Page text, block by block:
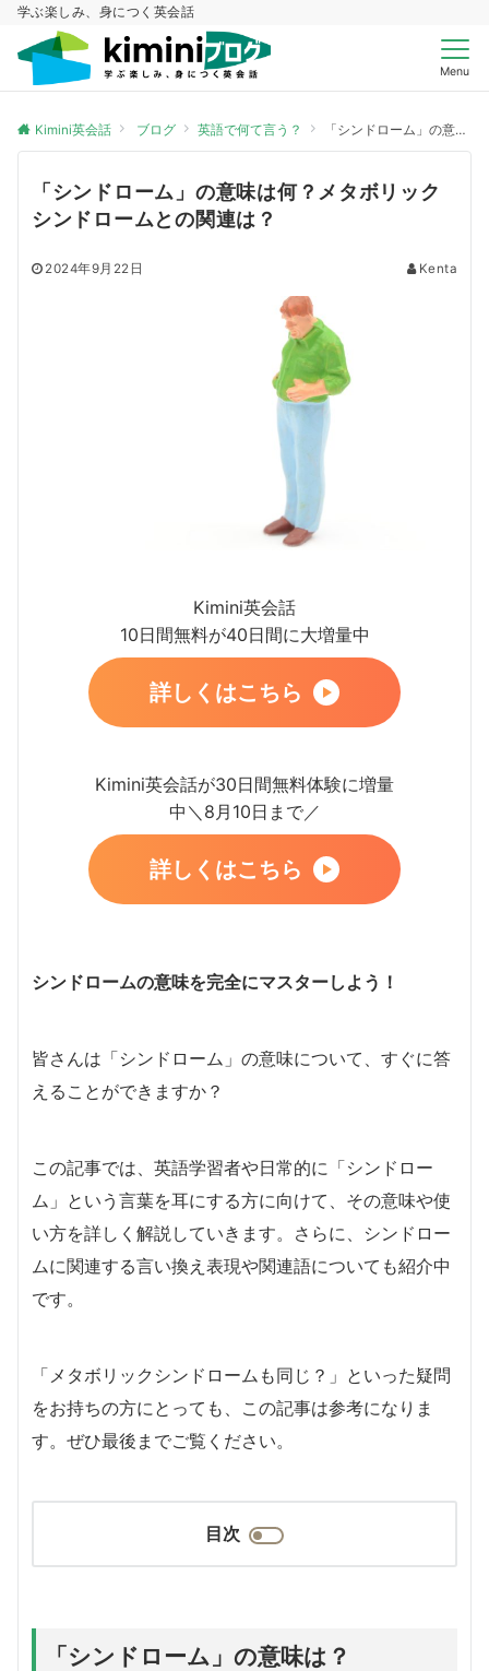
学ぶ楽しみ、身につく英会話
Menu
Kimini英会話 ブログ 英語で何て言う？ 「シンドローム」の意味は何？メタボリックシンドロームとの関連は？
「シンドローム」の意味は何？メタボリック
シンドロームとの関連は？
2024年9月22日 Kenta
Kimini英会話
10日間無料が40日間に大増量中
詳しくはこちら
Kimini英会話が30日間無料体験に増量
中＼8月10日まで／
詳しくはこちら
シンドロームの意味を完全にマスターしよう！
皆さんは「シンドローム」の意味について、すぐに答
えることができますか？
この記事では、英語学習者や日常的に「シンドロー
ム」という言葉を耳にする方に向けて、その意味や使
い方を詳しく解説していきます。さらに、シンドロー
ムに関連する言い換え表現や関連語についても紹介中
です。
「メタボリックシンドロームも同じ？」といった疑問
をお持ちの方にとっても、この記事は参考になりま
す。ぜひ最後までご覧ください。
目次
「シンドローム」の意味は？